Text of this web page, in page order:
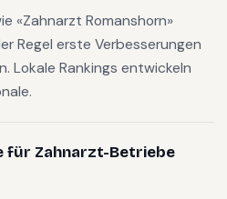
«Zahnarzt Romanshorn»
Regel erste Verbesserungen
Lokale Rankings entwickeln
für Zahnarzt-Betriebe